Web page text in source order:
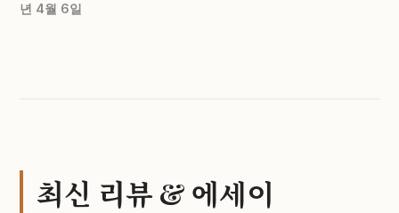
년 4월 6일
최신 리뷰 & 에세이